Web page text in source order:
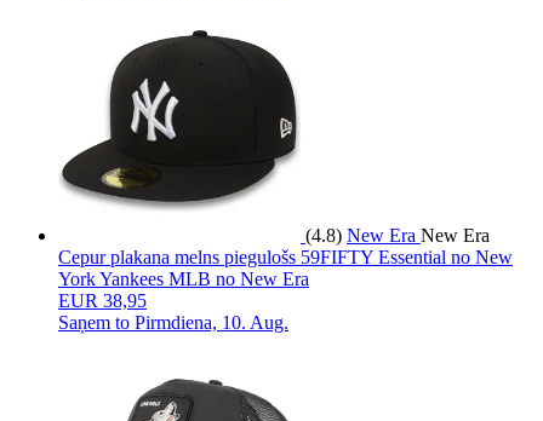
(4.8) New Era New Era
Cepur plakana melns piegulošs 59FIFTY Essential no New
York Yankees MLB no New Era
EUR 38,95
Saņem to Pirmdiena, 10. Aug.